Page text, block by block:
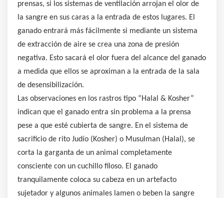
prensas, si los sistemas de ventilación arrojan el olor de
la sangre en sus caras a la entrada de estos lugares. El
ganado entrará más fácilmente si mediante un sistema
de extracción de aire se crea una zona de presión
negativa. Esto sacará el olor fuera del alcance del ganado
a medida que ellos se aproximan a la entrada de la sala
de desensibilización.
Las observaciones en los rastros tipo “Halal & Kosher”
indican que el ganado entra sin problema a la prensa
pese a que esté cubierta de sangre. En el sistema de
sacrificio de rito Judío (Kosher) o Musulman (Halal), se
corta la garganta de un animal completamente
consciente con un cuchillo filoso. El ganado
tranquilamente coloca su cabeza en un artefacto
sujetador y algunos animales lamen o beben la sangre